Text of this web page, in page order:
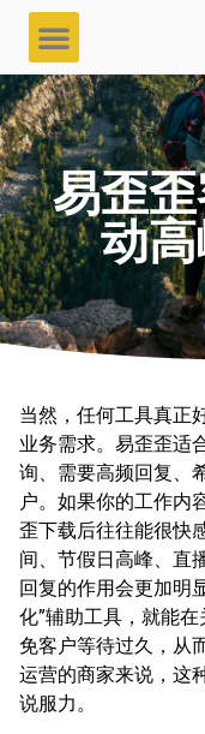
易歪
动
当然，任何工具真正
业务需求。易歪歪适
询、需要高频回复、
户。如果你的工作内
歪下载后往往能很快
间、节假日高峰、直
回复的作用会更加明
化”辅助工具，就能
免客户等待过久，从
运营的商家来说，这
说服力。